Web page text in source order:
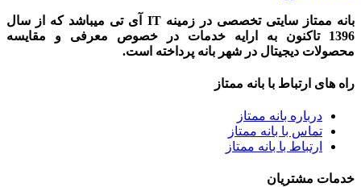
بانه ممتاز سایتی تخصصی در زمینه IT آی تی میباشد که از سال
1396 تاکنون به ارایه خدمات در خصوص معرفی و مقایسه
محصولات دیجیتال در شهر بانه پرداخته است.
راه های ارتباط با بانه ممتاز
درباره بانه ممتاز
تماس با بانه ممتاز
ارتباط با بانه ممتاز
خدمات مشتریان